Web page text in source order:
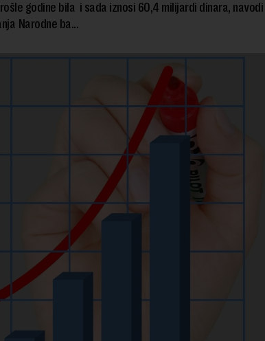
godine bila i sada iznosi 60,4 milijardi dinara, navodi
Narodne ba...